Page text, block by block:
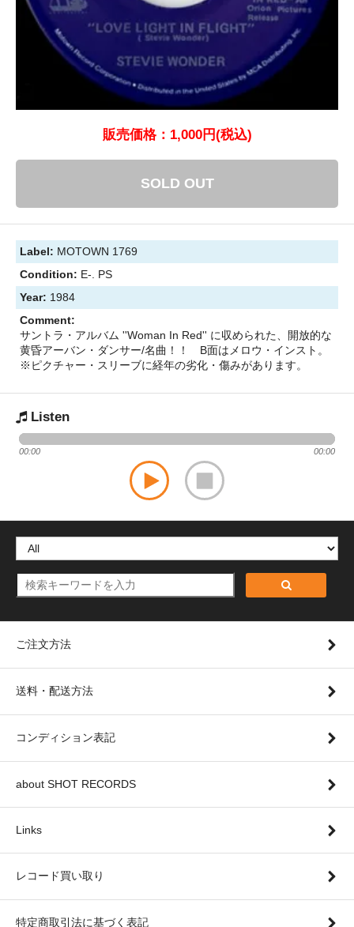
販売価格：1,000円(税込)
SOLD OUT
Label: MOTOWN 1769
Condition: E-. PS
Year: 1984
Comment:
サントラ・アルバム ''Woman In Red'' に収められた、開放的な
黄昏アーバン・ダンサー/名曲！！ B面はメロウ・インスト。
※ピクチャー・スリーブに経年の劣化・傷みがあります。
Listen
00:00 00:00
ご注文方法
送料・配送方法
コンディション表記
about SHOT RECORDS
Links
レコード買い取り
特定商取引法に基づく表記